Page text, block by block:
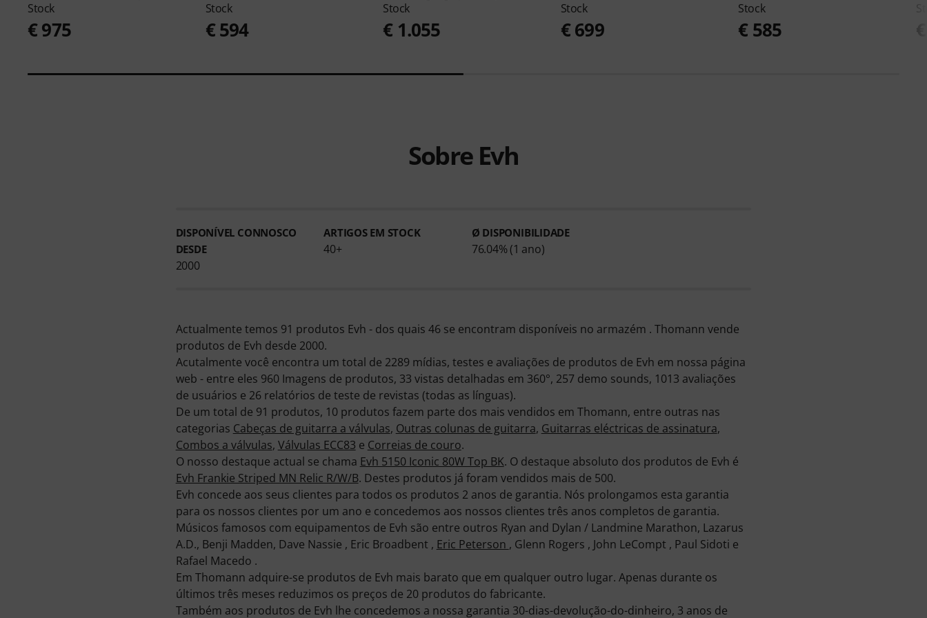
Stock
€ 975
Stock
€ 594
Stock
€ 1.055
Stock
€ 699
Stock
€ 585
Sobre Evh
DISPONÍVEL CONNOSCO
DESDE
2000
ARTIGOS EM STOCK
40+
Ø DISPONIBILIDADE
76.04% (1 ano)
Actualmente temos 91 produtos Evh - dos quais 46 se encontram disponíveis no armazém . Thomann vende
produtos de Evh desde 2000.
Acutalmente você encontra um total de 2289 mídias, testes e avaliações de produtos de Evh em nossa página
web - entre eles 960 Imagens de produtos, 33 vistas detalhadas em 360°, 257 demo sounds, 1013 avaliações
de usuários e 26 relatórios de teste de revistas (todas as línguas).
De um total de 91 produtos, 10 produtos fazem parte dos mais vendidos em Thomann, entre outras nas
categorias Cabeças de guitarra a válvulas, Outras colunas de guitarra, Guitarras eléctricas de assinatura,
Combos a válvulas, Válvulas ECC83 e Correias de couro.
O nosso destaque actual se chama Evh 5150 Iconic 80W Top BK. O destaque absoluto dos produtos de Evh é
Evh Frankie Striped MN Relic R/W/B. Destes produtos já foram vendidos mais de 500.
Evh concede aos seus clientes para todos os produtos 2 anos de garantia. Nós prolongamos esta garantia
para os nossos clientes por um ano e concedemos aos nossos clientes três anos completos de garantia.
Músicos famosos com equipamentos de Evh são entre outros Ryan and Dylan / Landmine Marathon, Lazarus
A.D., Benji Madden, Dave Nassie , Eric Broadbent , Eric Peterson , Glenn Rogers , John LeCompt , Paul Sidoti e
Rafael Macedo .
Em Thomann adquire-se produtos de Evh mais barato que em qualquer outro lugar. Apenas durante os
últimos três meses reduzimos os preços de 20 produtos do fabricante.
Também aos produtos de Evh lhe concedemos a nossa garantia 30-dias-devolução-do-dinheiro, 3 anos de